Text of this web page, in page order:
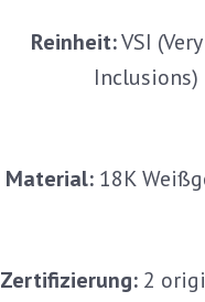
Reinheit:VSI
Inclusions)
Material:18K
Zertifizierung: 2